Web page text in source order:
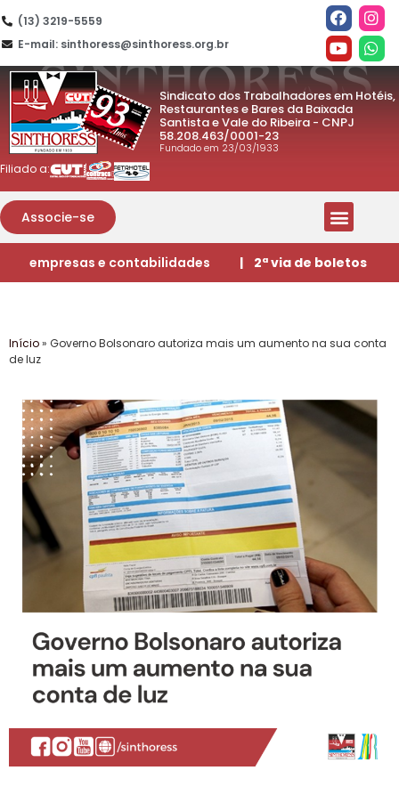
(13) 3219-5559
E-mail: sinthoress@sinthoress.org.br
Sindicato dos Trabalhadores em Hotéis,
Restaurantes e Bares da Baixada
Santista e Vale do Ribeira - CNPJ
58.208.463/0001-23
Fundado em 23/03/1933
Filiado a:
Associe-se
empresas e contabilidades | 2ª via de boletos
Início» Governo Bolsonaro autoriza mais um aumento na sua conta
de luz